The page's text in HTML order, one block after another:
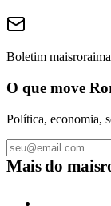
Boletim maisroraima
O que move
Política, economia,
Mais do